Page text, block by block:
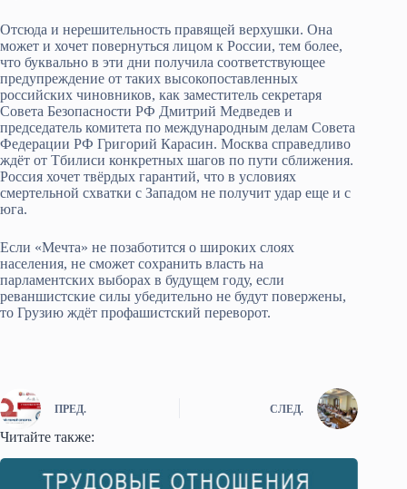
Отсюда и нерешительность правящей верхушки. Она
может и хочет повернуться лицом к России, тем более,
что буквально в эти дни получила соответствующее
предупреждение от таких высокопоставленных
российских чиновников, как заместитель секретаря
Совета Безопасности РФ Дмитрий Медведев и
председатель комитета по международным делам Совета
Федерации РФ Григорий Карасин. Москва справедливо
ждёт от Тбилиси конкретных шагов по пути сближения.
Россия хочет твёрдых гарантий, что в условиях
смертельной схватки с Западом не получит удар еще и с
юга.
Если «Мечта» не позаботится о широких слоях
населения, не сможет сохранить власть на
парламентских выборах в будущем году, если
реваншистские силы убедительно не будут повержены,
то Грузию ждёт профашистский переворот.
ПРЕД. СЛЕД.
Читайте также: